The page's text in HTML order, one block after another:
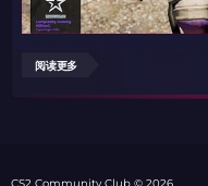
阅读更多